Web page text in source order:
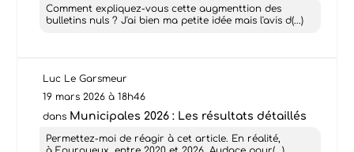
Comment expliquez-vous cette augmenttion des
bulletins nuls ? J'ai bien ma petite idée mais l'avis d(...)
Luc Le Garsmeur
19 mars 2026 à 18h46
dans Municipales 2026 : Les résultats détaillés
Permettez-moi de réagir à cet article. En réalité,